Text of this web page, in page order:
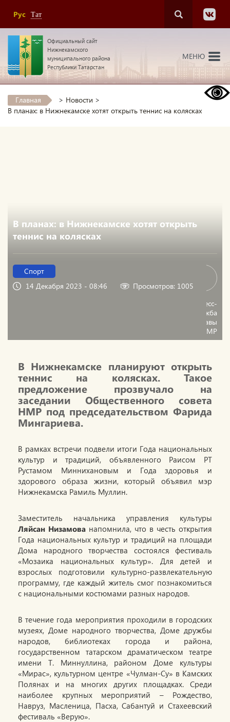
Рус Тат
Официальный сайт
Нижнекамского
муниципального района
Республики Татарстан
МЕНЮ
Главная > Новости >
В планах: в Нижнекамске хотят открыть теннис на колясках
В планах: в Нижнекамске хотят открыть
теннис на колясках
Спорт
14 Декабря 2023 - 08:46
Просмотров: 1005
пресс-
служба
Главы
НМР
В Нижнекамске планируют открыть
теннис на колясках. Такое
предложение прозвучало на
заседании Общественного совета
НМР под председательством Фарида
Мингариева.
В рамках встречи подвели итоги Года национальных
культур и традиций, объявленного Раисом РТ
Рустамом Миннихановым и Года здоровья и
здорового образа жизни, который объявил мэр
Нижнекамска Рамиль Муллин.
Заместитель начальника управления культуры
Ляйсан Низамова напомнила, что в честь открытия
Года национальных культур и традиций на площади
Дома народного творчества состоялся фестиваль
«Мозаика национальных культур». Для детей и
взрослых подготовили культурно-развлекательную
программу, где каждый житель смог познакомиться
с национальными костюмами разных народов.
В течение года мероприятия проходили в городских
музеях, Доме народного творчества, Доме дружбы
народов, библиотеках города и района,
государственном татарском драматическом театре
имени Т. Миннуллина, районом Доме культуры
«Мирас», культурном центре «Чулман-Су» в Камских
Полянах и на многих других площадках. Среди
наиболее крупных мероприятий – Рождество,
Навруз, Масленица, Пасха, Сабантуй и Стахеевский
фестиваль «Верую».